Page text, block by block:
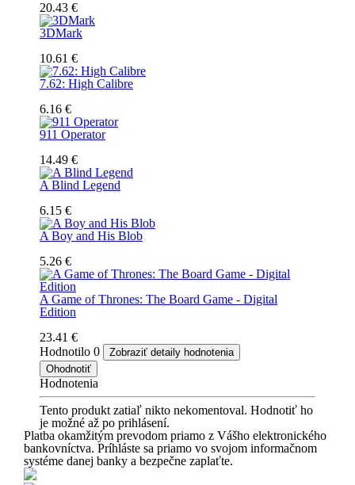
20.43 €
3DMark
10.61 €
7.62: High Calibre
6.16 €
911 Operator
14.49 €
A Blind Legend
6.15 €
A Boy and His Blob
5.26 €
A Game of Thrones: The Board Game - Digital
Edition
23.41 €
Hodnotilo 0
Zobraziť detaily hodnotenia
Ohodnotiť
Hodnotenia
Tento produkt zatiaľ nikto nekomentoval. Hodnotiť ho
je možné až po prihlásení.
Platba okamžitým prevodom priamo z Vášho elektronického
bankovníctva. Príhláste sa priamo vo svojom informačnom
systéme danej banky a bezpečne zaplaťte.